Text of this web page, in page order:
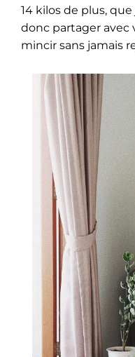
14 kilos de plus, que
donc partager avec
mincir sans jamais